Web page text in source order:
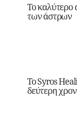
Το καλύτερο
των άστρων
Το Syros
δεύτερη